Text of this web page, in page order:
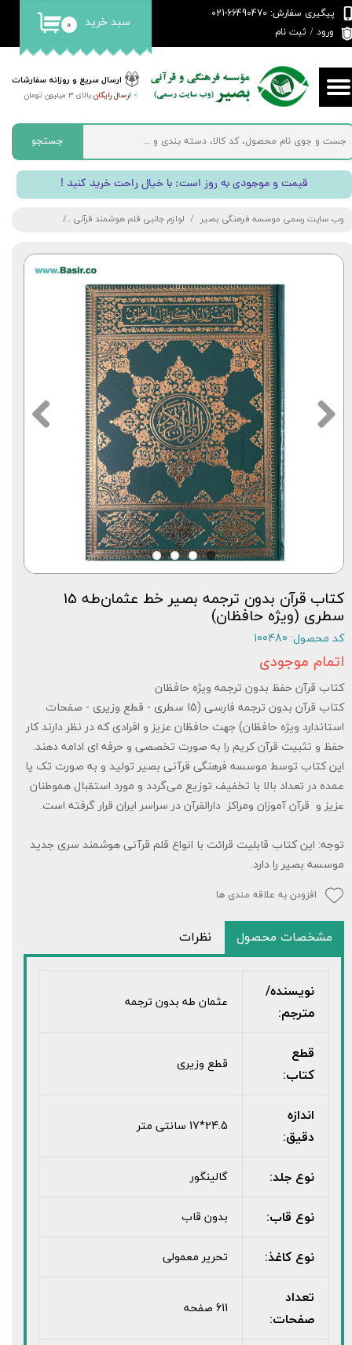
ارسال سریع و روزانه سفارشات
> ارسال رایگانبالای 3 میلیون تومان
پیگیری سفارش: 66490470-021
ورود / ثبت نام
حساب کاربری من
تغییر گذر واژه
سفارشات
خروج از حساب کاربری
۰ سبد خرید
جستجو
! قیمت و موجودی به روز است; با خیال راحت خرید کنید
وب سایت رسمی موسسه فرهنگی بصیر لوازم جانبی قلم هوشمند قرآنی
کتاب قرآن بدون ترجمه بصیر خط عثمان‌طه 15
سطری (ویژه حافظان)
کد محصول: 100480
اتمام موجودی
کتاب قرآن حفظ بدون ترجمه ویژه حافظان
کتاب قرآن بدون ترجمه فارسی (15 سطری - قطع وزیری - صفحات
استاندارد ویژه حافظان) جهت حافظان عزیز و افرادی که در نظر دارند کار
حفظ و تثبیت قرآن کریم را به صورت تخصصی و حرفه ای ادامه دهند.
این کتاب توسط موسسه فرهنگی قرآنی بصیر تولید و به صورت تک یا
عمده در تعداد بالا با تخفیف توزیع می‌گردد و مورد استقبال هموطنان
عزیز و قرآن آموزان ومراکز دارالقرآن در سراسر ایران قرار گرفته است.
توجه: این کتاب قابلیت قرائت با انواع قلم قرآنی هوشمند سری جدید
موسسه بصیر را دارد.
افزودن به علاقه مندی ها
مشخصات محصول نظرات
نویسنده/
مترجم:
عثمان طه بدون ترجمه
قطع
کتاب:
قطع وزیری
اندازه
دقیق:
24.5*17 سانتی متر
نوع جلد: گالینگور
نوع قاب: بدون قاب
نوع کاغذ: تحریر معمولی
تعداد
صفحات:
611 صفحه